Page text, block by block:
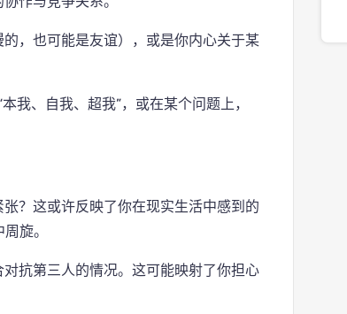
，也可能是友谊），或是你内心关于某
我、自我、超我”，或在某个问题上，
？这或许反映了你在现实生活中感到的
旋。
抗第三人的情况。这可能映射了你担心